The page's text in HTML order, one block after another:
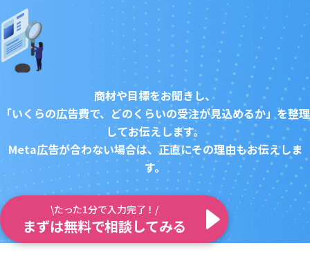
商材や目標をお聞きし、
「いくらの広告費で、どのくらいの受注が見込めるか」を整理
してお伝えします。
Meta広告が合わない場合は、正直にその理由もお伝えしま
す。
\たった1分で入力完了！/
まずは無料で相談してみる